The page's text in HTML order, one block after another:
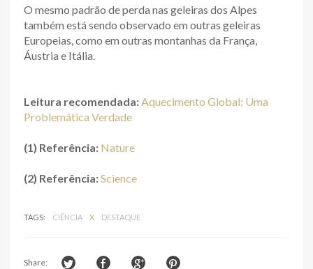
O mesmo padrão de perda nas geleiras dos Alpes
também está sendo observado em outras geleiras
Europeias, como em outras montanhas da França,
Áustria e Itália.
Leitura recomendada:Aquecimento Global: Uma
Problemática Verdade
(1) Referência: Nature
(2) Referência:Science
TAGS: CIÊNCIA X DESTAQUE
Share: